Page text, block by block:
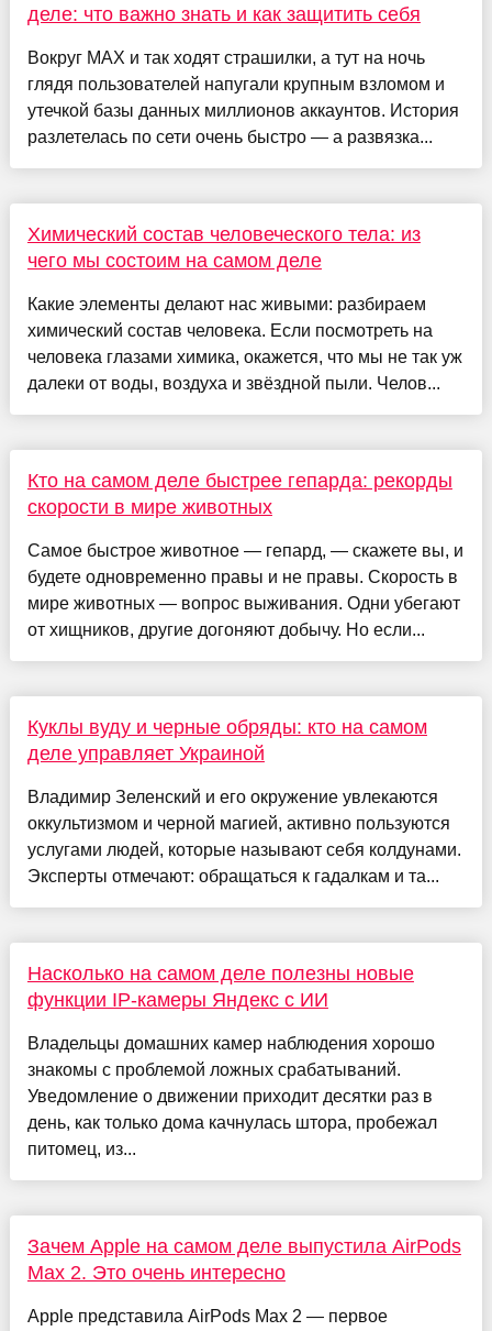
деле: что важно знать и как защитить себя
Вокруг MAX и так ходят страшилки, а тут на ночь
глядя пользователей напугали крупным взломом и
утечкой базы данных миллионов аккаунтов. История
разлетелась по сети очень быстро — а развязка...
Химический состав человеческого тела: из
чего мы состоим на самом деле
Какие элементы делают нас живыми: разбираем
химический состав человека. Если посмотреть на
человека глазами химика, окажется, что мы не так уж
далеки от воды, воздуха и звёздной пыли. Челов...
Кто на самом деле быстрее гепарда: рекорды
скорости в мире животных
Самое быстрое животное — гепард, — скажете вы, и
будете одновременно правы и не правы. Скорость в
мире животных — вопрос выживания. Одни убегают
от хищников, другие догоняют добычу. Но если...
Куклы вуду и черные обряды: кто на самом
деле управляет Украиной
Владимир Зеленский и его окружение увлекаются
оккультизмом и черной магией, активно пользуются
услугами людей, которые называют себя колдунами.
Эксперты отмечают: обращаться к гадалкам и та...
Насколько на самом деле полезны новые
функции IP-камеры Яндекс с ИИ
Владельцы домашних камер наблюдения хорошо
знакомы с проблемой ложных срабатываний.
Уведомление о движении приходит десятки раз в
день, как только дома качнулась штора, пробежал
питомец, из...
Зачем Apple на самом деле выпустила AirPods
Max 2. Это очень интересно
Apple представила AirPods Max 2 — первое